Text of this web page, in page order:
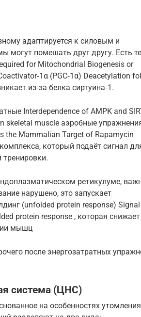
адаптируется к силовым и
могут помешать друг другу. Есть
for Mitochondrial Biogenesis or
(PGC‑1α) Deacetylation
из‑за белка сиртуина‑1.
Interdependence of AMPK and
skeletal muscle аэробные
the Mammalian Target of Rapamycin
который подаёт сигнал
тренировки.
ретикулуме,
нарушено, это запускает
(unfolded protein response) Signal
protein response , которая снижает
мышц
после энергозатратных
система (ЦНС)
на особенностях утомления